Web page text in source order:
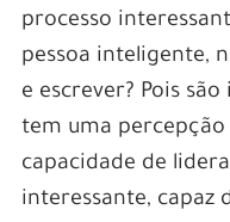
processo
pessoa inteligente,
e escrever? Pois
tem uma percepção
capacidade de
interessante, capaz